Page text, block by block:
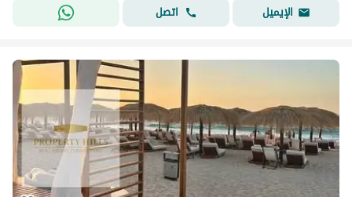
الإيميل
اتصل